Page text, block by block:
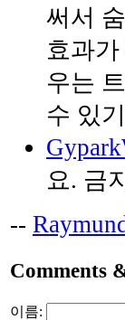
써서
효과
우는
수 있
요. 금
--
Comments
이름: